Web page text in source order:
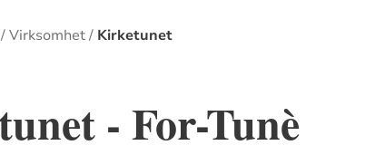
Virksomhet Kirketunet
- For-Tunè